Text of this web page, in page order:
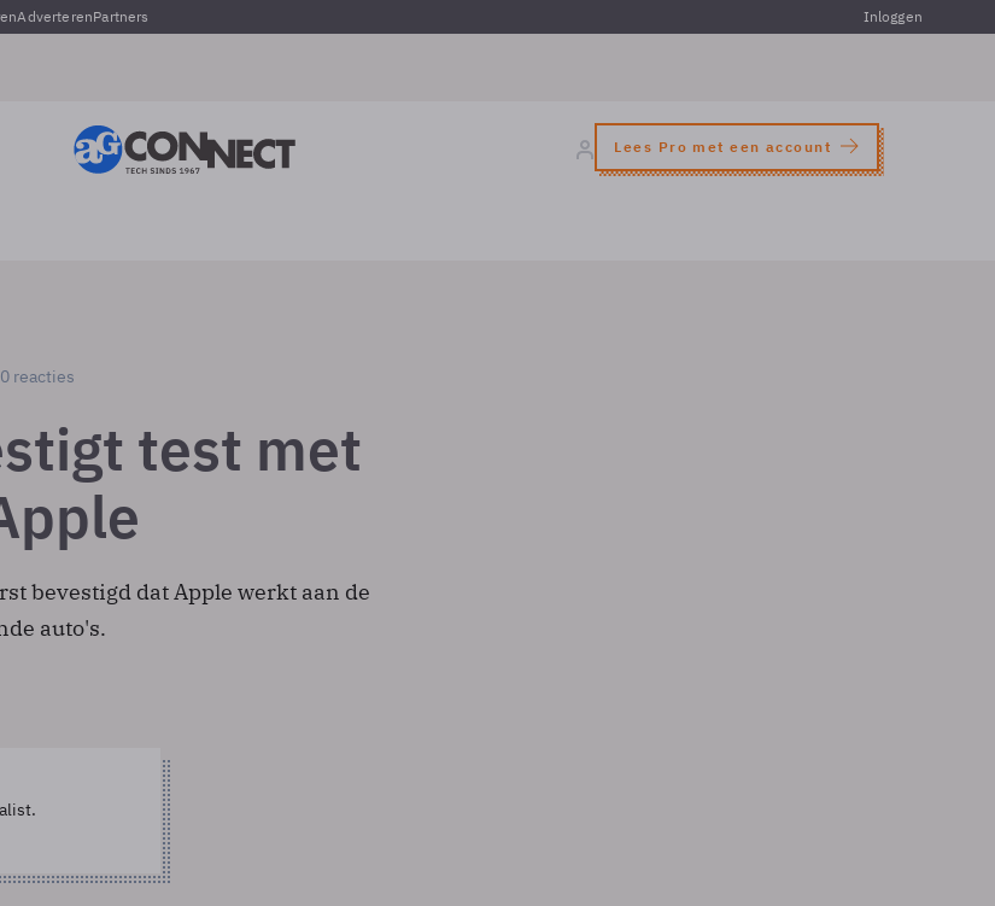
AdverterenPartners Inloggen
Lees Pro met een account
0 reacties
test met
bevestigd dat Apple werkt aan de
auto's.